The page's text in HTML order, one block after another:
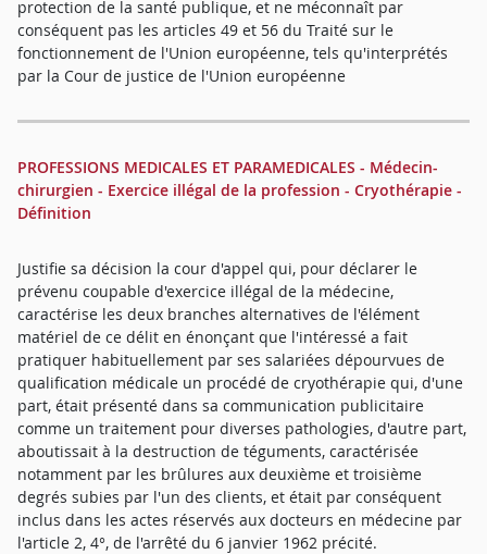
protection de la santé publique, et ne méconnaît par
conséquent pas les articles 49 et 56 du Traité sur le
fonctionnement de l'Union européenne, tels qu'interprétés
par la Cour de justice de l'Union européenne
PROFESSIONS MEDICALES ET PARAMEDICALES - Médecin-
chirurgien - Exercice illégal de la profession - Cryothérapie -
Définition
Justifie sa décision la cour d'appel qui, pour déclarer le
prévenu coupable d'exercice illégal de la médecine,
caractérise les deux branches alternatives de l'élément
matériel de ce délit en énonçant que l'intéressé a fait
pratiquer habituellement par ses salariées dépourvues de
qualification médicale un procédé de cryothérapie qui, d'une
part, était présenté dans sa communication publicitaire
comme un traitement pour diverses pathologies, d'autre part,
aboutissait à la destruction de téguments, caractérisée
notamment par les brûlures aux deuxième et troisième
degrés subies par l'un des clients, et était par conséquent
inclus dans les actes réservés aux docteurs en médecine par
l'article 2, 4°, de l'arrêté du 6 janvier 1962 précité.